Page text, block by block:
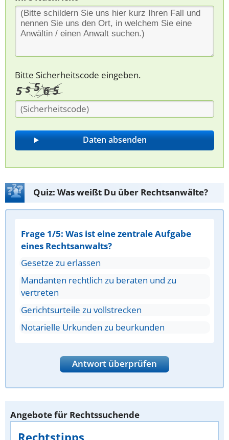
Bitte Sicherheitscode eingeben.
Quiz: Was weißt Du über Rechtsanwälte?
Frage 1/5: Was ist eine zentrale Aufgabe
eines Rechtsanwalts?
Gesetze zu erlassen
Mandanten rechtlich zu beraten und zu
vertreten
Gerichtsurteile zu vollstrecken
Notarielle Urkunden zu beurkunden
Antwort überprüfen
Angebote für Rechtssuchende
Rechtstipps